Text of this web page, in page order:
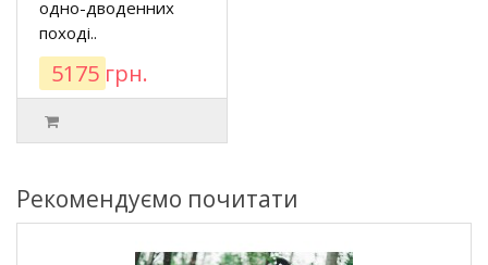
одно-дводенних
поході..
5175 грн.
Рекомендуємо почитати